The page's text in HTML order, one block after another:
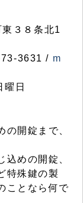
３８条北1
3631 / m
日
の開錠まで、
込めの開錠、
特殊鍵の製
ことなら何で